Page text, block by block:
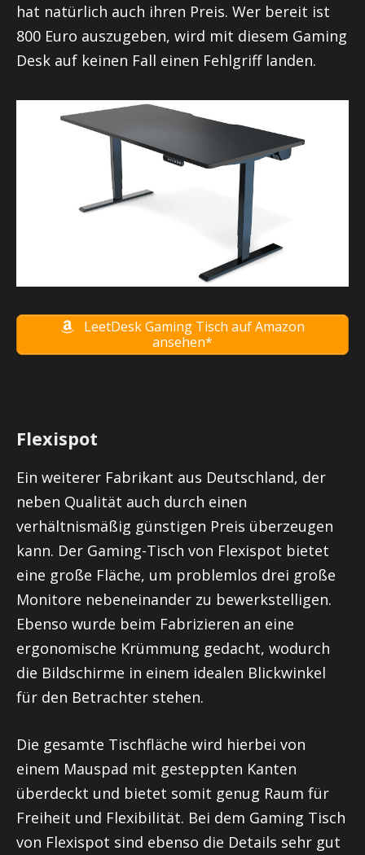
hat natürlich auch ihren Preis. Wer bereit ist
800 Euro auszugeben, wird mit diesem Gaming
Desk auf keinen Fall einen Fehlgriff landen.
LeetDesk Gaming Tisch auf Amazon
ansehen*
Flexispot
Ein weiterer Fabrikant aus Deutschland, der
neben Qualität auch durch einen
verhältnismäßig günstigen Preis überzeugen
kann. Der Gaming-Tisch von Flexispot bietet
eine große Fläche, um problemlos drei große
Monitore nebeneinander zu bewerkstelligen.
Ebenso wurde beim Fabrizieren an eine
ergonomische Krümmung gedacht, wodurch
die Bildschirme in einem idealen Blickwinkel
für den Betrachter stehen.
Die gesamte Tischfläche wird hierbei von
einem Mauspad mit gesteppten Kanten
überdeckt und bietet somit genug Raum für
Freiheit und Flexibilität. Bei dem Gaming Tisch
von Flexispot sind ebenso die Details sehr gut